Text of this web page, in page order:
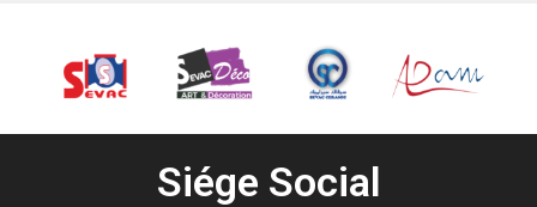
Siége Social